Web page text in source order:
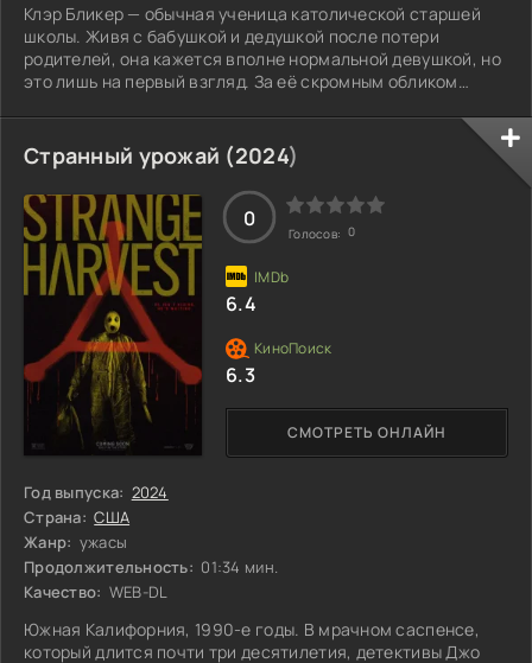
Клэр Бликер — обычная ученица католической старшей
школы. Живя с бабушкой и дедушкой после потери
родителей, она кажется вполне нормальной девушкой, но
это лишь на первый взгляд. За её скромным обликом
Маленький городок, в котором она обитает, начинает
наполняться мрачными тайнами и злом, грозящим
разрушить её мир. Сталкиваясь с недугами и страхами,
Клэр проявляет неожиданные резервы смелости и
решимости. Каждый шаг может стать решающим, ведь она
Странный урожай (2024)
Год выпуска: 2024
Страна: США
Жанр: ужасы
Продолжительность: 01:34 мин.
Качество: WEB-DL
Южная Калифорния, 1990-е годы. В мрачном саспенсе,
который длится почти три десятилетия, детективы Джо
СМОТРЕТЬ ОНЛАЙН
0
Голосов: 0
6.4
6.3